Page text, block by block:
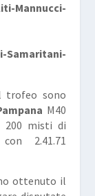
Mannucci-
trofeo sono
M40
200 misti di
2.41.71
ottenuto il